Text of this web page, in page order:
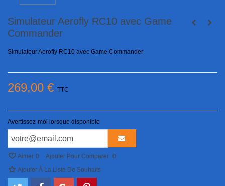
Simulateur Aerofly RC10 avec Game
Commander
Simulateur Aerofly RC10 avec Game Commander
269,00 € TTC
Avertissez-moi lorsque disponible
Aimer 0 Ajouter Pour Comparer 0
Ajouter À La Liste De Souhaits